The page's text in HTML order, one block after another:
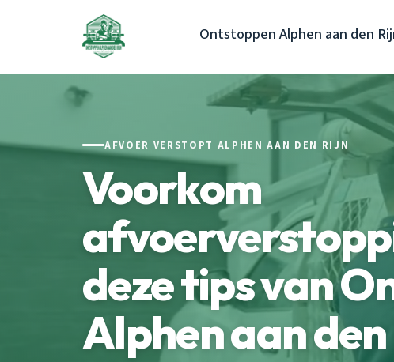
Ontstoppen Alphen aan den
AFVOER VERSTOPT ALPHEN AAN DEN RIJN
Voorkom
deze tips van
Alphen aan